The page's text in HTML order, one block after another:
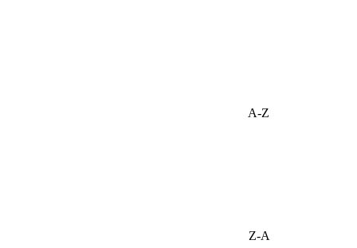
A-Z
Z-A